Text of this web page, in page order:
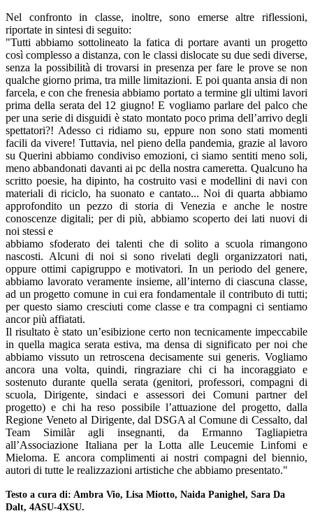
Nel confronto in classe, inoltre, sono emerse altre riflessioni,
riportate in sintesi di seguito:
"Tutti abbiamo sottolineato la fatica di portare avanti un progetto
così complesso a distanza, con le classi dislocate su due sedi diverse,
senza la possibilità di trovarsi in presenza per fare le prove se non
qualche giorno prima, tra mille limitazioni. E poi quanta ansia di non
farcela, e con che frenesia abbiamo portato a termine gli ultimi lavori
prima della serata del 12 giugno! E vogliamo parlare del palco che
per una serie di disguidi è stato montato poco prima dell’arrivo degli
spettatori?! Adesso ci ridiamo su, eppure non sono stati momenti
facili da vivere! Tuttavia, nel pieno della pandemia, grazie al lavoro
su Querini abbiamo condiviso emozioni, ci siamo sentiti meno soli,
meno abbandonati davanti ai pc della nostra cameretta. Qualcuno ha
scritto poesie, ha dipinto, ha costruito vasi e modellini di navi con
materiali di riciclo, ha suonato e cantato... Noi di quarta abbiamo
approfondito un pezzo di storia di Venezia e anche le nostre
conoscenze digitali; per di più, abbiamo scoperto dei lati nuovi di
noi stessi e
abbiamo sfoderato dei talenti che di solito a scuola rimangono
nascosti. Alcuni di noi si sono rivelati degli organizzatori nati,
oppure ottimi capigruppo e motivatori. In un periodo del genere,
abbiamo lavorato veramente insieme, all’interno di ciascuna classe,
ad un progetto comune in cui era fondamentale il contributo di tutti;
per questo siamo cresciuti come classe e tra compagni ci sentiamo
ancor più affiatati.
Il risultato è stato un’esibizione certo non tecnicamente impeccabile
in quella magica serata estiva, ma densa di significato per noi che
abbiamo vissuto un retroscena decisamente sui generis. Vogliamo
ancora una volta, quindi, ringraziare chi ci ha incoraggiato e
sostenuto durante quella serata (genitori, professori, compagni di
scuola, Dirigente, sindaci e assessori dei Comuni partner del
progetto) e chi ha reso possibile l’attuazione del progetto, dalla
Regione Veneto al Dirigente, dal DSGA al Comune di Cessalto, dal
Team Similàr agli insegnanti, da Ermanno Tagliapietra
all’Associazione Italiana per la Lotta alle Leucemie Linfomi e
Mieloma. E ancora complimenti ai nostri compagni del biennio,
autori di tutte le realizzazioni artistiche che abbiamo presentato."
Testo a cura di: Ambra Vio, Lisa Miotto, Naida Panighel, Sara Da
Dalt, 4ASU-4XSU.